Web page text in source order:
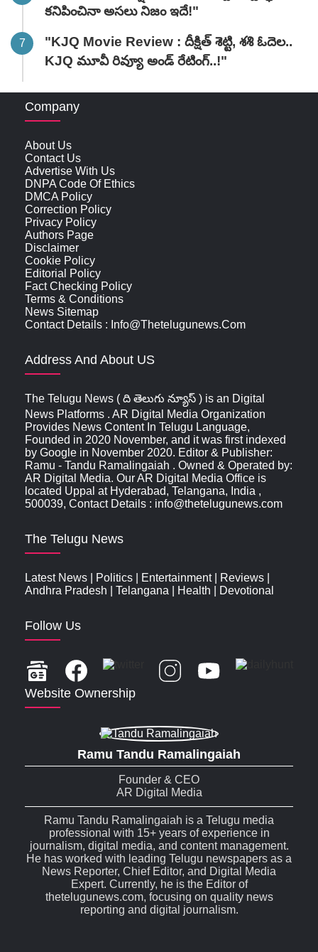
కనిపించినా అసలు నిజం ఇదే!"
"KJQ Movie Review : దీక్షిత్ శెట్టి, శశి ఓదెల..
KJQ మూవీ రివ్యూ అండ్ రేటింగ్‌..!"
Company
About Us
Contact Us
Advertise With Us
DNPA Code Of Ethics
DMCA Policy
Correction Policy
Privacy Policy
Authors Page
Disclaimer
Cookie Policy
Editorial Policy
Fact Checking Policy
Terms & Conditions
News Sitemap
Contact Details : Info@thetelugunews.com
Address And About US
The Telugu News ( ది తెలుగు న్యూస్‌ ) is an Digital
News Platforms . AR Digital Media Organization
Provides News Content In Telugu Language,
Founded in 2020 November, and it was first indexed
by Google in November 2020. Editor & Publisher:
Ramu - Tandu Ramalingaiah . Owned & Operated by:
AR Digital Media. Our AR Digital Media Office is
located Uppal at Hyderabad, Telangana, India ,
500039, Contact Details : info@thetelugunews.com
The Telugu News
Latest News Politics Entertainment| Reviews
Andhra Pradesh
Telangana Health Devotional
Follow Us
Website Ownership
Ramu Tandu Ramalingaiah
Founder & CEO
AR Digital Media
Ramu Tandu Ramalingaiah is a Telugu media
professional with 15+ years of experience in
journalism, digital media, and content management.
He has worked with leading Telugu newspapers as a
News Reporter, Chief Editor, and Digital Media
Expert. Currently, he is the Editor of
thetelugunews.com, focusing on quality news
reporting and digital journalism.